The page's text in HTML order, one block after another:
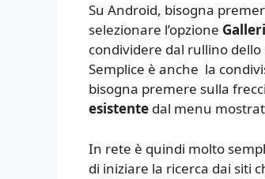
Su Android, bisogna
selezionare l’opzione
condividere dal rullino
Semplice è anche la
bisogna premere sulla
esistente dal menu
In rete è quindi molto
di iniziare la ricerca dai siti